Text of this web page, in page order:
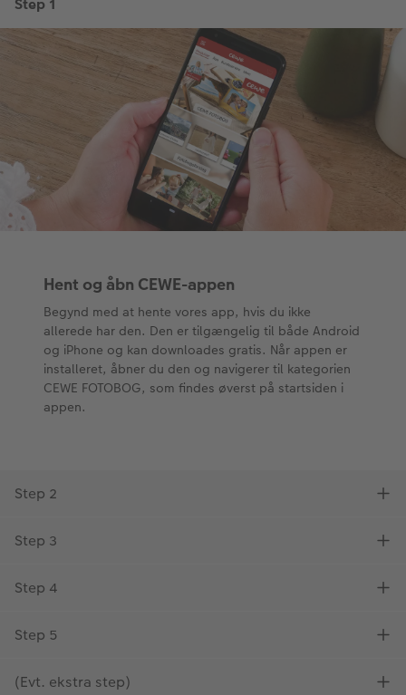
Velkomstskilt
Talcollage
Tilbehør